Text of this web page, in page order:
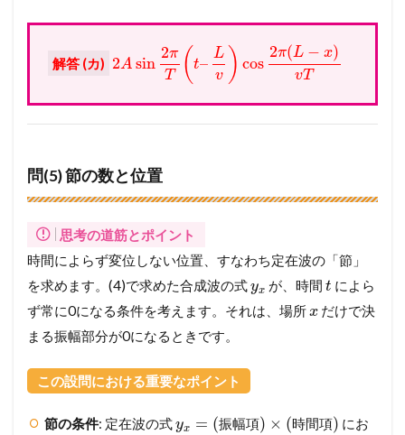
解答 (カ) 2A sin
2π
T
( t–
L
v ) cos
2π(L − x)
vT
問(5) 節の数と位置
思考の道筋とポイント
時間によらず変位しない位置、すなわち定在波の「節」
を求めます。(4)で求めた合成波の式yx が、時間t によら
ず常に0になる条件を考えます。それは、場所x だけで決
まる振幅部分が0になるときです。
この設問における重要なポイント
節の条件: 定在波の式yx = (振幅項) × (時間項) にお